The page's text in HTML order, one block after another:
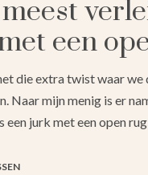
meest
een
die extra twist waar we
Naar mijn menig is er
een jurk met een open